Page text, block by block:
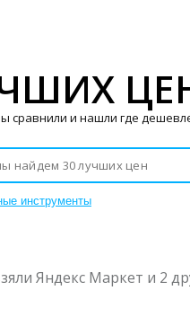
инструменты
Яндекс Маркет и 2
сравнили и нашли где